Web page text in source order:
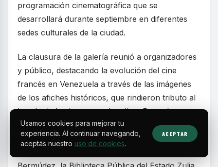
programación cinematográfica que se
desarrollará durante septiembre en diferentes
sedes culturales de la ciudad.
La clausura de la galería reunió a organizadores
y público, destacando la evolución del cine
francés en Venezuela a través de las imágenes
de los afiches históricos, que rindieron tributo al
legado de los hermanos Lumière. Para el
aniversario, se programó una selección de
dieciséis películas que serán exhibidas de manera
Usamos cookies para mejorar tu
experiencia. Al continuar navegando,
aceptás nuestro uso de cookies.
ACEPTAR